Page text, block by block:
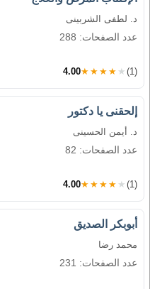
د. لطفى الشربينى
عدد الصفحات: 288
4.00★★★★★ (1)
إلحقنى يا دكتور
د. أيمن الحسينى
عدد الصفحات: 82
4.00★★★★★ (1)
أبوبكر الصديق
محمد رضا
عدد الصفحات: 231